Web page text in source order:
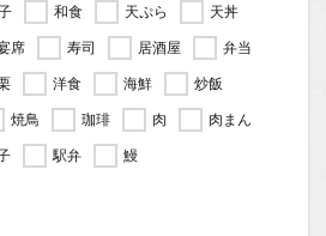
和食 天ぷら
天丼
席 寿司 居酒屋
弁当
洋食 海鮮
炒飯
焼鳥 珈琲 肉
肉まん
駅弁 鰻